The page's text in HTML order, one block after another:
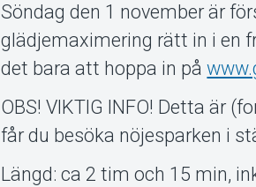
Söndag den 1 november är
glädjemaximering rätt in i en
det bara att hoppa in på
OBS! VIKTIG INFO! Detta är
får du besöka nöjesparken i
Längd: ca 2 tim och 15 min,